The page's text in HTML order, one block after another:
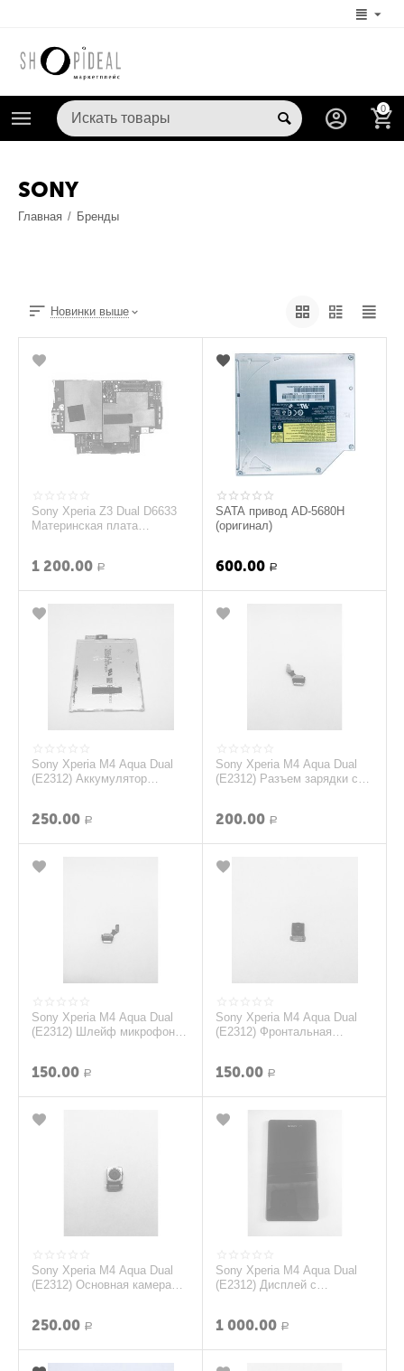
0
SONY
Главная / Бренды
Новинки выше
Sony Xperia Z3 Dual D6633
Материнская плата
1 200.00 Р
SATA привод AD-5680H
(оригинал)
600.00 Р
Sony Xperia M4 Aqua Dual
(E2312) Аккумулятор
250.00 Р
Sony Xperia M4 Aqua Dual
(E2312) Разъем зарядки с
200.00 Р
Sony Xperia M4 Aqua Dual
(E2312) Шлейф микрофона
150.00 Р
Sony Xperia M4 Aqua Dual
(E2312) Фронтальная
150.00 Р
Sony Xperia M4 Aqua Dual
(E2312) Основная камера
250.00 Р
Sony Xperia M4 Aqua Dual
(E2312) Дисплей с
1 000.00 Р